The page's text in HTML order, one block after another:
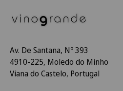
Av. De Santana, Nº 393
4910-225, Moledo do Minho
Viana do Castelo, Portugal